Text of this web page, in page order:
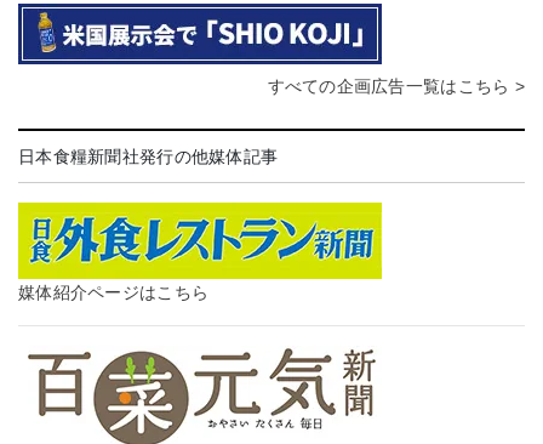
すべての企画広告一覧はこちら >
日本食糧新聞社発行の他媒体記事
媒体紹介ページはこちら